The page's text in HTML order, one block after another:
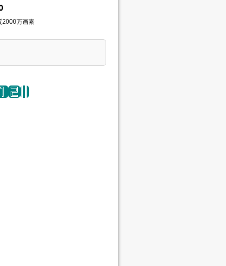
2000万画素